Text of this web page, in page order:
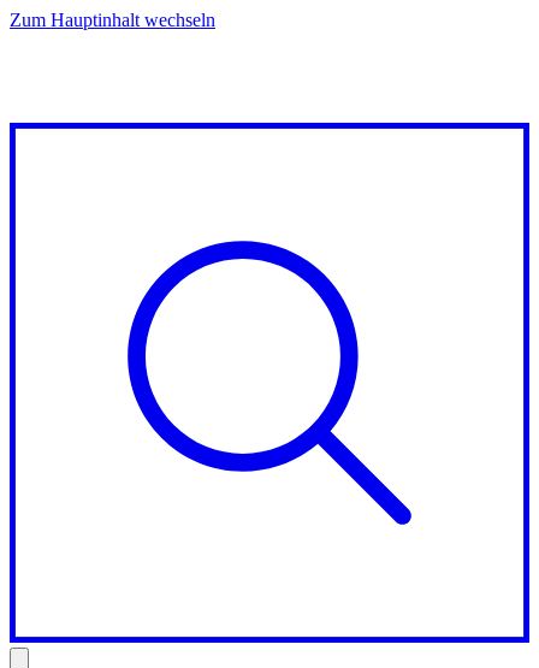
Zum Hauptinhalt wechseln